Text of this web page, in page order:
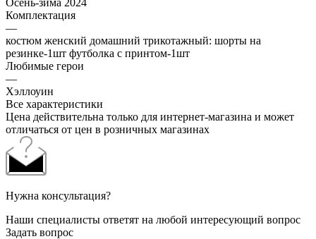
Комплектация
—
костюм женский домашний трикотажный: шорты на
резинке-1шт футболка с принтом-1шт
Любимые герои
—
Хэллоуин
Все характеристики
Цена действительна только для интернет-магазина и может
отличаться от цен в розничных магазинах
Нужна консультация?
Наши специалисты ответят на любой интересующий вопрос
Задать вопрос